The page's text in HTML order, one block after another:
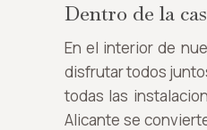
Dentro de la
En el interior de
disfrutar todos
todas las
Alicante se